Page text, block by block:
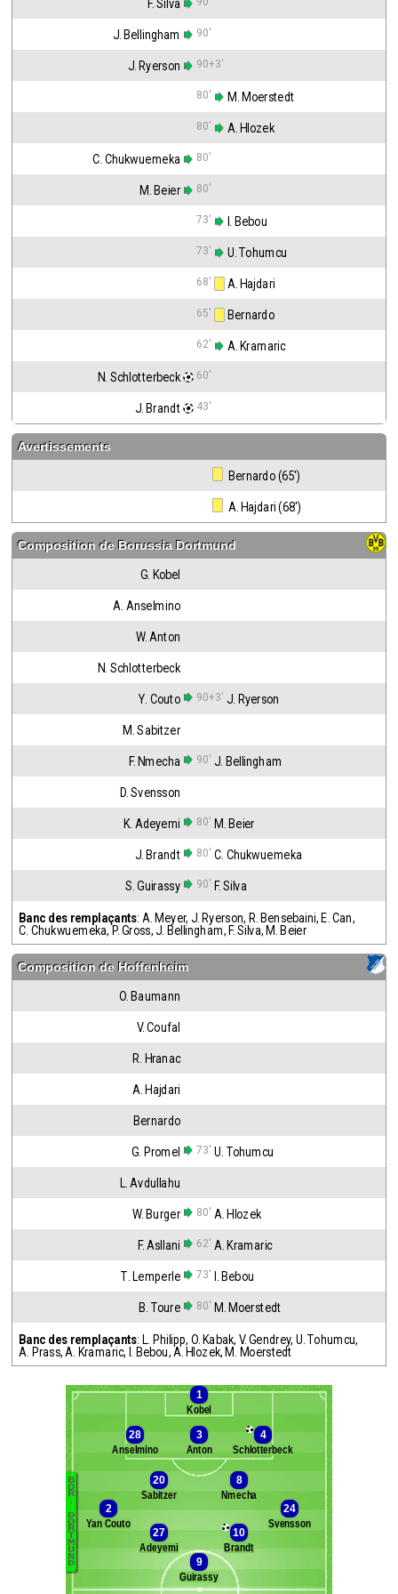
F. Silva
J. Bellingham 90'
J. Ryerson 90+3'
80' M. Moerstedt
80' A. Hlozek
C. Chukwuemeka 80'
M. Beier 80'
73' I. Bebou
73' U. Tohumcu
68' A. Hajdari
65' Bernardo
62' A. Kramaric
N. Schlotterbeck 60'
J. Brandt 43'
Avertissements
Bernardo (65')
A. Hajdari (68')
Composition de Borussia Dortmund
G. Kobel
A. Anselmino
W. Anton
N. Schlotterbeck
Y. Couto 90+3' J. Ryerson
M. Sabitzer
F. Nmecha 90' J. Bellingham
D. Svensson
K. Adeyemi 80' M. Beier
J. Brandt 80' C. Chukwuemeka
S. Guirassy 90' F. Silva
Banc des remplaçants: A. Meyer, J. Ryerson, R. Bensebaini, E. Can,
C. Chukwuemeka, P. Gross,J. Bellingham, F. Silva, M. Beier
Composition de Hoffenheim
O. Baumann
V. Coufal
R. Hranac
A. Hajdari
Bernardo
G. Promel 73' U. Tohumcu
L. Avdullahu
W. Burger 80' A. Hlozek
F. Asllani 62' A. Kramaric
T. Lemperle 73' I. Bebou
B. Toure 80' M. Moerstedt
Banc des remplaçants: L. Philipp, O. Kabak, V. Gendrey, U. Tohumcu,
A. Prass, A. Kramaric, I. Bebou, A. Hlozek, M. Moerstedt